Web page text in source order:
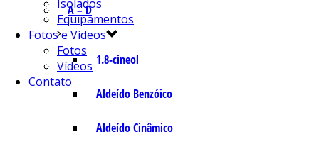
A – D
1.8-cineol
Aldeído Benzóico
Aldeído Cinâmico
Isolados
Equipamentos
Fotos e Vídeos
Fotos
Vídeos
Contato